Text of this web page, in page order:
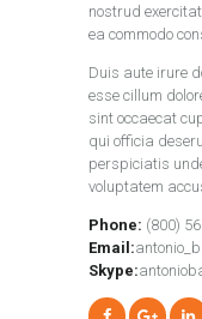
nostrud
ea commodo
Duis aute irure
esse cillum
sint occaecat
qui officia
perspiciatis
voluptatem
Phone: (800)
Email:
Skype: